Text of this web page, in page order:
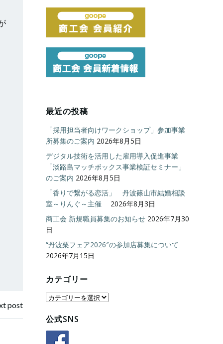
post
最近の投稿
「採用担当者向けワークショップ」参加事業
所募集のご案内 2026年8月5日
デジタル技術を活用した雇用導入促進事業
「淡路島マッチボックス事業検証セミナー」
のご案内 2026年8月5日
「香りで繋がる恋活」 丹波篠山市結婚相談
室～りんぐ～主催
2026年8月3日
商工会 新規職員募集のお知らせ 2026年7月30
日
“丹波栗フェア2026″の参加店募集について
2026年7月15日
カテゴリー
カ
ゴ
リ
公式SNS